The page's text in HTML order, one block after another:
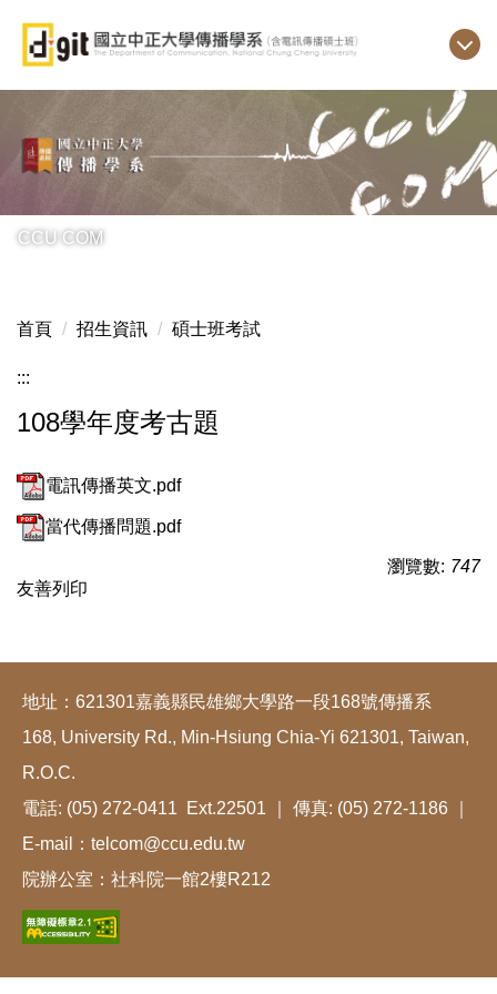
主
區
CCU COM
首頁 招生資訊 碩士班考試
:::
108學年度考古題
電訊傳播英文.pdf
當代傳播問題.pdf
瀏覽數: 747
友善列印
地址：621301嘉義縣民雄鄉大學路一段168號傳播系
168, University Rd., Min-Hsiung Chia-Yi 621301, Taiwan,
R.O.C.
電話: (05) 272-0411 Ext.22501 ｜ 傳真: (05) 272-1186 ｜
E-mail：telcom@ccu.edu.tw
院辦公室：社科院一館2樓R212